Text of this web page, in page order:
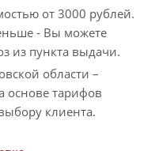
от 3000 рублей.
- Вы можете
из пункта выдачи.
области –
основе тарифов
клиента.